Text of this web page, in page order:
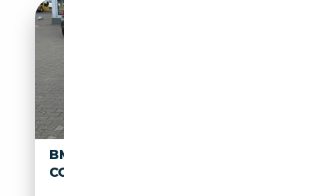
BMW 418 D SPORT LINE
COUPE